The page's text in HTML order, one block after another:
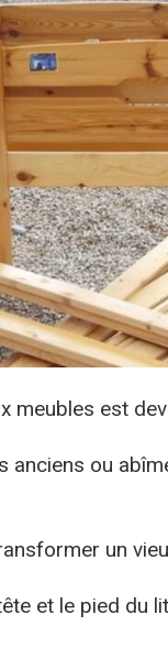
meubles est
anciens ou
un
et le pied du